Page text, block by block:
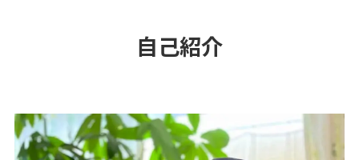
自己紹介